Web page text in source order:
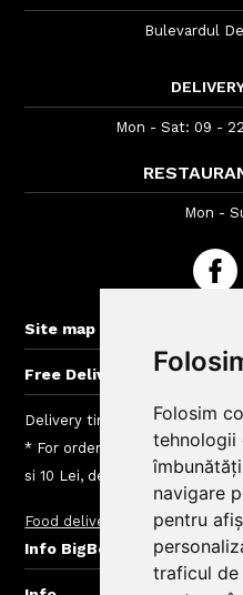
Folosim
tehnologii
navigare
pentru
traficul de
Bulevardul
Mon - Sat: 09 -
Mon -
Site map
Free Delivery for orders >
Delivery time : between 40 -
* For orders lower than 50 Lei
si 10 Lei, depending on the
Food delivery Delivery charges
Info BigBelly customers